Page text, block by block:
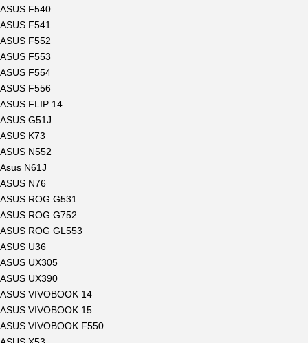
ASUS F540
ASUS F541
ASUS F552
ASUS F553
ASUS F554
ASUS F556
ASUS FLIP 14
ASUS G51J
ASUS K73
ASUS N552
Asus N61J
ASUS N76
ASUS ROG G531
ASUS ROG G752
ASUS ROG GL553
ASUS U36
ASUS UX305
ASUS UX390
ASUS VIVOBOOK 14
ASUS VIVOBOOK 15
ASUS VIVOBOOK F550